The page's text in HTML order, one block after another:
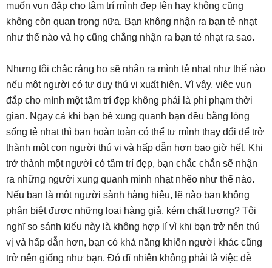
muốn vun đắp cho tâm trí mình đẹp lên hay không cũng
không còn quan trọng nữa. Bạn không nhận ra bạn tẻ nhạt
như thế nào và họ cũng chẳng nhận ra bạn tẻ nhạt ra sao.
Nhưng tôi chắc rằng họ sẽ nhận ra mình tẻ nhạt như thế nào
nếu một người có tư duy thú vị xuất hiện. Vì vậy, việc vun
đắp cho mình một tâm trí đẹp không phải là phí phạm thời
gian. Ngay cả khi bạn bè xung quanh bạn đều bằng lòng
sống tẻ nhạt thì bạn hoàn toàn có thể tự mình thay đổi để trở
thành một con người thú vị và hấp dẫn hơn bao giờ hết. Khi
trở thành một người có tâm trí đẹp, bạn chắc chắn sẽ nhận
ra những người xung quanh mình nhạt nhẽo như thế nào.
Nếu bạn là một người sành hàng hiệu, lẽ nào bạn không
phân biệt được những loại hàng giả, kém chất lượng? Tôi
nghĩ so sánh kiểu này là không hợp lí vì khi bạn trở nên thú
vị và hấp dẫn hơn, bạn có khả năng khiến người khác cũng
trở nên giống như bạn. Đó dĩ nhiên không phải là việc dễ